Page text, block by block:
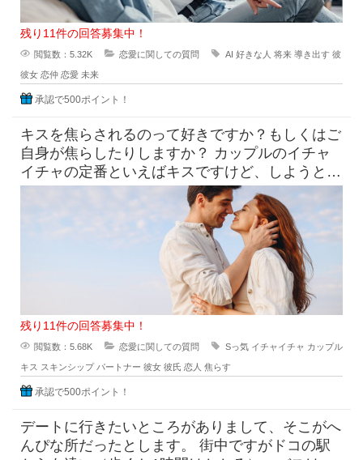
残り11件の回答募集中！
閲覧数：5.32K 恋愛に関しての質問 AI 好きな人 将来 導き出す 彼
彼女 恋仲 恋愛 未来
承認で500ポイント！
キスを焦らされるのって好きですか？もしくはご
自身が焦らしたりしますか？ カップルのイチャ
イチャの定番といえばキスですけど、しようとし
てるのにだめって言われ
残り11件の回答募集中！
閲覧数：5.68K 恋愛に関しての質問 Sっ気 イチャイチャ カップル
キス スキンシップ パートナー 彼女 彼氏 恋人 焦らす
承認で500ポイント！
デートに行きたいところがありまして、そこがへ
んぴな所だったとします。 街中ですがドコの駅